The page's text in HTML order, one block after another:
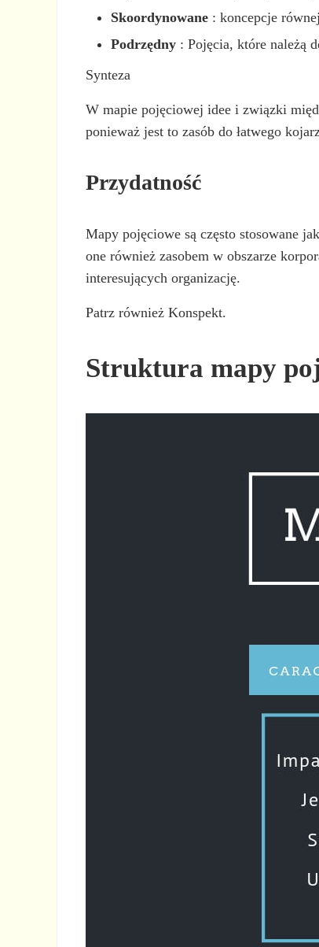
Skoordynowane: koncepcje
Podrzędny: Pojęcia, które należą
Synteza
W mapie pojęciowej idee i związki
ponieważ jest to zasób do łatwego
Przydatność
Mapy pojęciowe są często stosowane
one również zasobem w obszarze
interesujących organizację.
Patrz również Konspekt.
Struktura mapy